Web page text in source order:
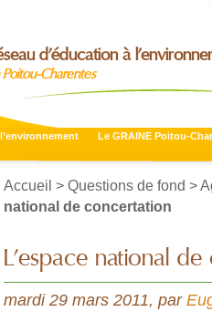
d’éducation à
Charentes
Le GRAINE Poitou-
Accueil > Questions de fond >
national de concertation
L’espace national
mardi 29 mars 2011, par